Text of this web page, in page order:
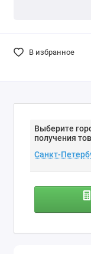
В избранное
Выберите
получения